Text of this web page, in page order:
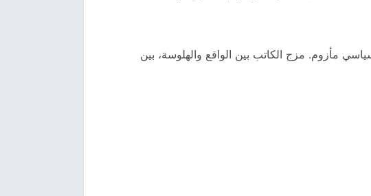
مأزوم. مزج الكاتب بين الواقع والهلوسة، بين